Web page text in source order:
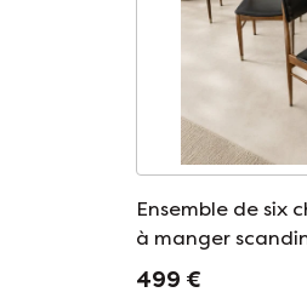
Ensemble de six
à manger
milieu du XXe
499 €